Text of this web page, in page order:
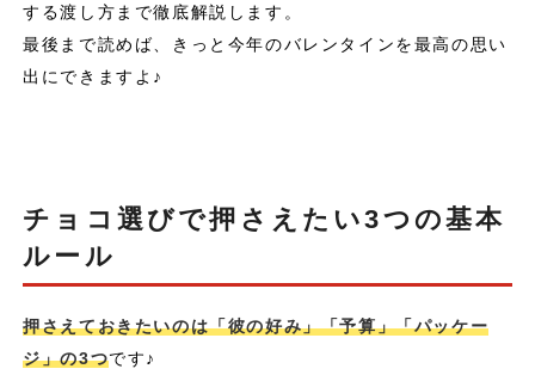
する渡し方まで徹底解説します。
最後まで読めば、きっと今年のバレンタインを最高の思い
出にできますよ♪
チョコ選びで押さえたい3つの基本
ルール
押さえておきたいのは「彼の好み」「予算」「パッケー
ジ」の3つです♪